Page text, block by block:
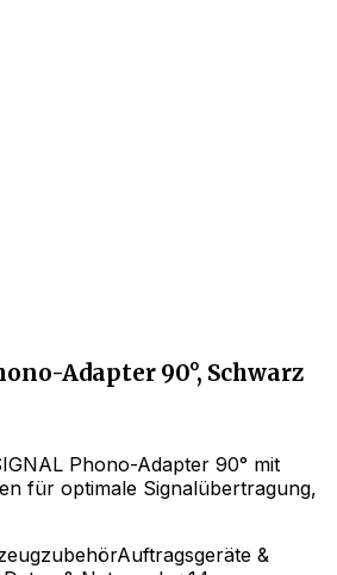
Adapter 90°, Schwarz
Phono-Adapter 90° mit
für optimale Signalübertragung,
Auftragsgeräte &